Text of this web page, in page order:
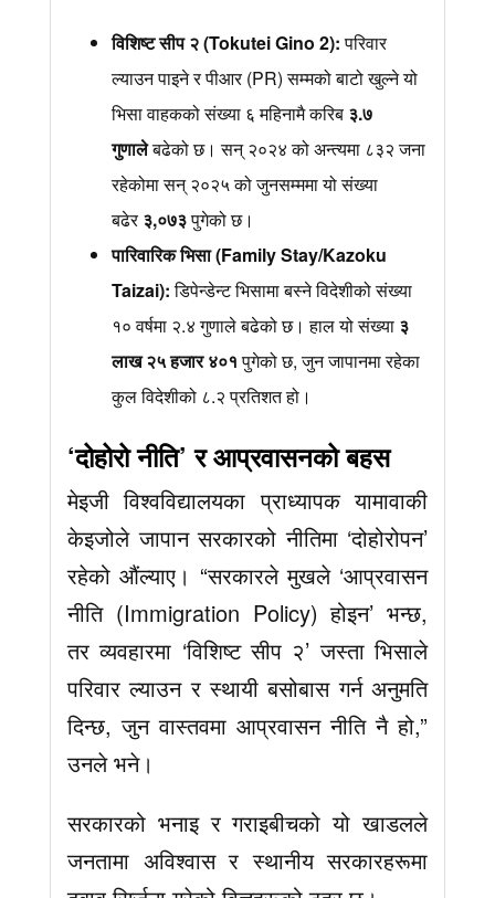
विशिष्ट सीप २ (Tokutei Gino 2):परिवार
ल्याउन पाइने र पीआर (PR) सम्मको बाटो खुल्ने यो
भिसा वाहकको संख्या ६ महिनामै करिब ३.७
गुणालेबढेको छ। सन् २०२४ को अन्त्यमा ८३२ जना
रहेकोमा सन् २०२५ को जुनसम्ममा यो संख्या
बढेर३,०७३पुगेको छ।
पारिवारिक भिसा (Family Stay/Kazoku
Taizai):डिपेन्डेन्ट भिसामा बस्ने विदेशीको संख्या
१० वर्षमा २.४ गुणाले बढेको छ। हाल यो संख्या ३
लाख २५ हजार ४०१पुगेको छ, जुन जापानमा रहेका
कुल विदेशीको ८.२ प्रतिशत हो।
‘दोहोरो नीति’ र आप्रवासनको बहस
मेइजी विश्वविद्यालयका प्राध्यापक यामावाकी
केइजोले जापान सरकारको नीतिमा ‘दोहोरोपन’
रहेको औंल्याए। “सरकारले मुखले ‘आप्रवासन
नीति (Immigration Policy) होइन’ भन्छ,
तर व्यवहारमा ‘विशिष्ट सीप २’ जस्ता भिसाले
परिवार ल्याउन र स्थायी बसोबास गर्न अनुमति
दिन्छ, जुन वास्तवमा आप्रवासन नीति नै हो,”
उनले भने।
सरकारको भनाइ र गराइबीचको यो खाडलले
जनतामा अविश्वास र स्थानीय सरकारहरूमा